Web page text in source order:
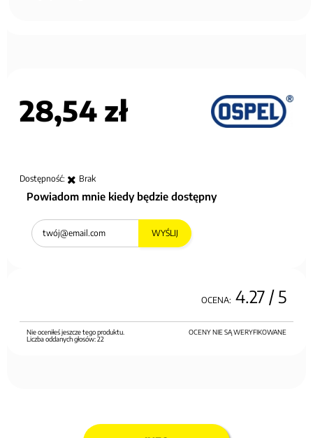
28,54 zł
Dostępność: Brak
Powiadom mnie kiedy będzie dostępny
WYŚLIJ
OCENA: 4.27 / 5
OCENY NIE SĄ WERYFIKOWANE
Nie oceniłeś jeszcze tego produktu.
Liczba oddanych głosów:22